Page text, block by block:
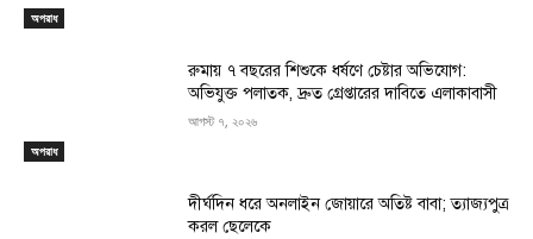
অপরাধ
অপরাধ
রুমায় ৭ বছরের শিশুকে ধর্ষণে চেষ্টার অভিযোগ:
অভিযুক্ত পলাতক, দ্রুত গ্রেপ্তারের দাবিতে এলাকাবাসী
আগস্ট ৭, ২০২৬
দীর্ঘদিন ধরে অনলাইন জোয়ারে অতিষ্ট বাবা; ত্যাজ্যপুত্র
করল ছেলেকে